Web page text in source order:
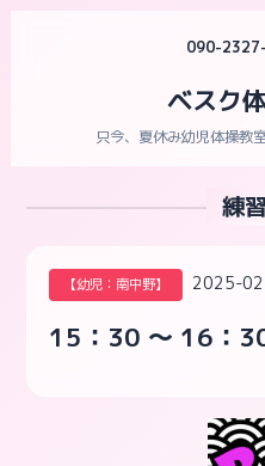
090-
ベスク
只今、夏休み幼児体操教
練
【幼児：南中野】 2025-
15：30 ～ 16：